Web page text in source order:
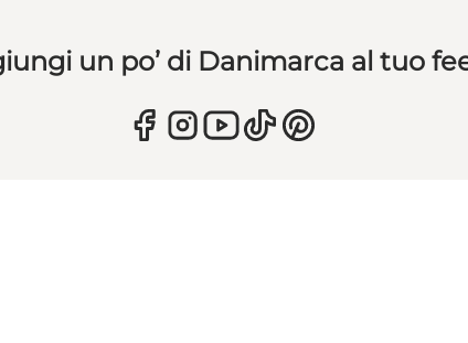
un po’ di Danimarca al tuo